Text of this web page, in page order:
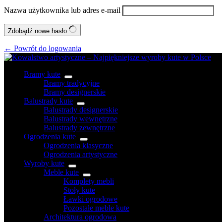
Nazwa użytkownika lub adres e-mail
Zdobądź nowe hasło
← Powrót do logowania
Bramy kute
Bramy tradycyjne
Bramy designerskie
Balustrady kute
Balustrady designerskie
Balustrady wewnętrzne
Balustrady zewnętrzne
Ogrodzenia kute
Ogrodzenia klasyczne
Ogrodzenia artystyczne
Wyroby kute
Meble kute
Komplety mebli
Stoły kute
Ławki ogrodowe
Pozostałe meble kute
Architektura ogrodowa